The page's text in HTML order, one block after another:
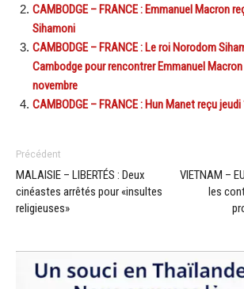
CAMBODGE – FRANCE : Emmanuel Macron
Sihamoni
CAMBODGE – FRANCE : Le roi Norodom
Cambodge pour rencontrer Emmanuel
novembre
CAMBODGE – FRANCE : Hun Manet reçu jeudi
Précédent
MALAISIE – LIBERTÉS : Deux
cinéastes arrêtés pour «insultes
religieuses»
VIETNAM –
les